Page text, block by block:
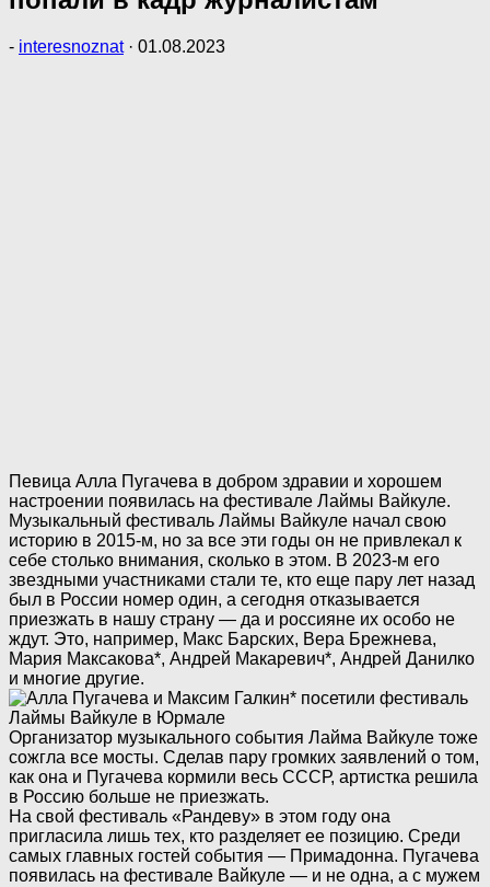
- interesnoznat · 01.08.2023
Певица Алла Пугачева в добром здравии и хорошем
настроении появилась на фестивале Лаймы Вайкуле.
Музыкальный фестиваль Лаймы Вайкуле начал свою
историю в 2015-м, но за все эти годы он не привлекал к
себе столько внимания, сколько в этом. В 2023-м его
звездными участниками стали те, кто еще пару лет назад
был в России номер один, а сегодня отказывается
приезжать в нашу страну — да и россияне их особо не
ждут. Это, например, Макс Барских, Вера Брежнева,
Мария Максакова*, Андрей Макаревич*, Андрей Данилко
и многие другие.
Организатор музыкального события Лайма Вайкуле тоже
сожгла все мосты. Сделав пару громких заявлений о том,
как она и Пугачева кормили весь СССР, артистка решила
в Россию больше не приезжать.
На свой фестиваль «Рандеву» в этом году она
пригласила лишь тех, кто разделяет ее позицию. Среди
самых главных гостей события — Примадонна. Пугачева
появилась на фестивале Вайкуле — и не одна, а с мужем